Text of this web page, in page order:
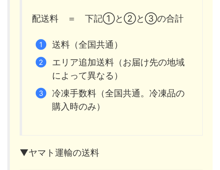
配送料 ＝ 下記①と②と③の合計
送料（全国共通）
エリア追加送料（お届け先の地域
によって異なる）
冷凍手数料（全国共通。冷凍品の
購入時のみ）
▼ヤマト運輸の送料